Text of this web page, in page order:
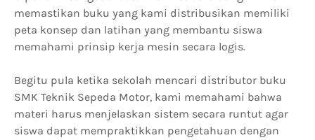
memastikan buku yang kami distribusikan memiliki
peta konsep dan latihan yang membantu siswa
memahami prinsip kerja mesin secara logis.
Begitu pula ketika sekolah mencari distributor buku
SMK Teknik Sepeda Motor, kami memahami bahwa
materi harus menjelaskan sistem secara runtut agar
siswa dapat mempraktikkan pengetahuan dengan